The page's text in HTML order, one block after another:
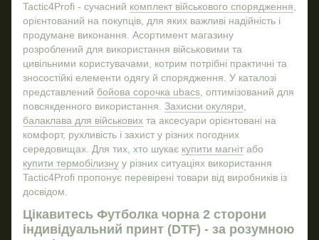
Заказать жетон зсу
Купити прапори
Воєнні тактичні рукавиці
Ножі військові купити
Купить військове спорядження
Ремінь купити
Військові тактичні кросівки
Прапори
Бушлат військовий
Тактичні штани купити
Брелоки
Військові берці
Tactic4Profi - сучасний комплект військового спорядження,
орієнтований на покупців, для яких важливі надійність і
продумане виконання. Асортимент магазину
розроблений для використання військовими та
цивільними користувачами, котрим потрібні практичні та
зносостійкі елементи одягу й спорядження. У каталозі
представлений бойова сорочка ubacs, оптимізований для
повсякденного використання. Захисни окуляри,
балаклава для військових та аксесуари орієнтовані на
комфорт, рухливість і захист у різних погодних
середовищах. Для тих, хто шукає купити магніт або
купити термобілизну у різних ситуаціях використання
Tactic4Profi пропонує перевірені товари від виробників із
досвідом.
Цікавитесь Футболка чорна 2 сторони
індивідуальний принт (DTF) - за розумною